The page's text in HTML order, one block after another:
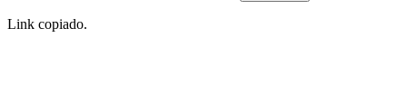
Link copiado.